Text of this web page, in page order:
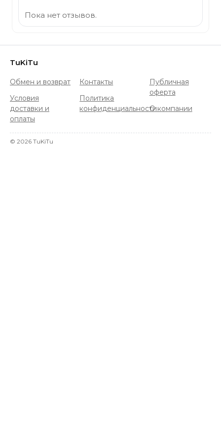
Пока нет отзывов.
TuKiTu
Обмен и возврат
Условия
доставки и
оплаты
Контакты
Политика
конфиденциальности
Публичная
оферта
О компании
© 2026 TuKiTu